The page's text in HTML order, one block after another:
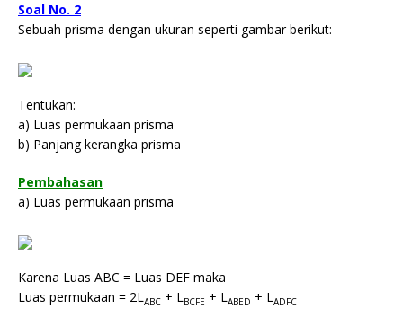
Soal No. 2
Sebuah prisma dengan ukuran seperti gambar berikut:
Tentukan:
a) Luas permukaan prisma
b) Panjang kerangka prisma
Pembahasan
a) Luas permukaan prisma
Karena Luas ABC = Luas DEF maka
Luas permukaan = 2LABC + LBCFE + LABED + LADFC